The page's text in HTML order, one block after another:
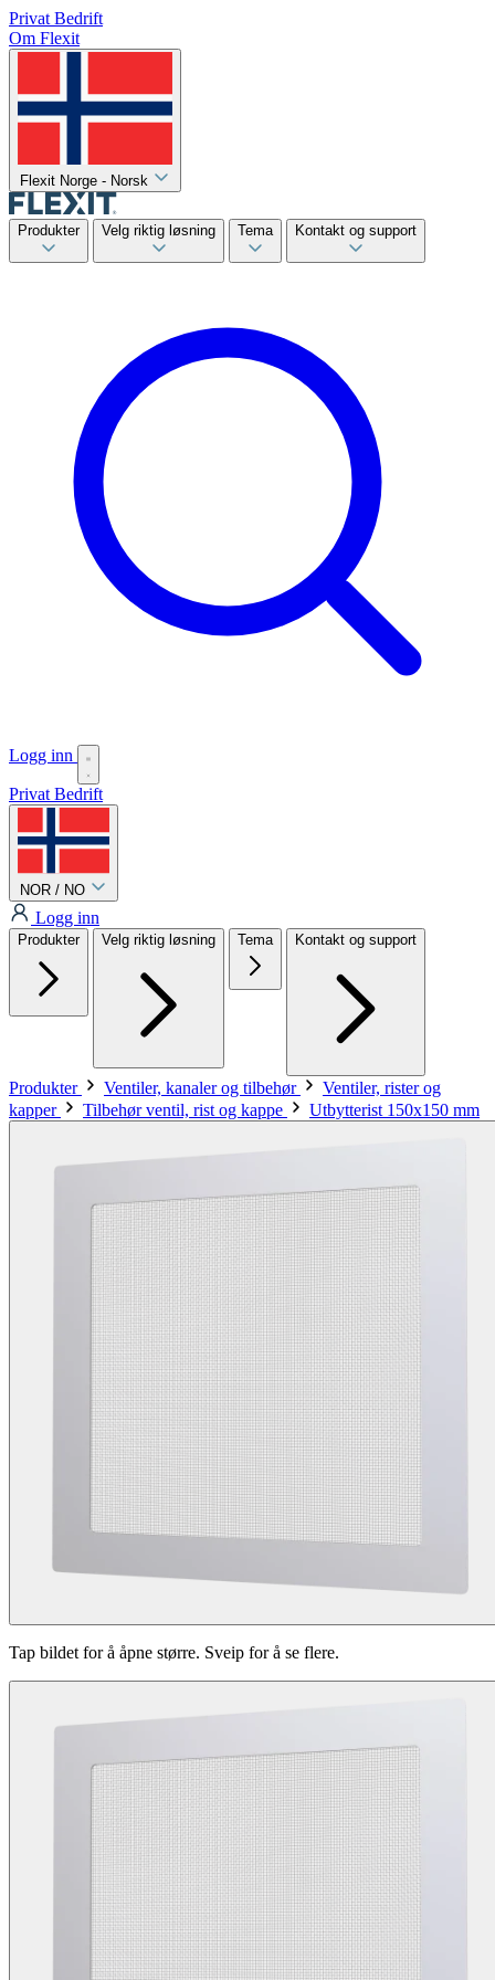
Privat Bedrift
Om Flexit
Flexit Norge - Norsk
Produkter Velg riktig løsning Tema Kontakt og support
Logg inn
Privat Bedrift
NOR / NO
Logg inn
Produkter Velg riktig løsning Tema Kontakt og support
Produkter Ventiler, kanaler og tilbehør
Ventiler, rister og
kapper
Tilbehør ventil, rist og kappe Utbytterist 150x150 mm
Tap bildet for å åpne større. Sveip for å se flere.